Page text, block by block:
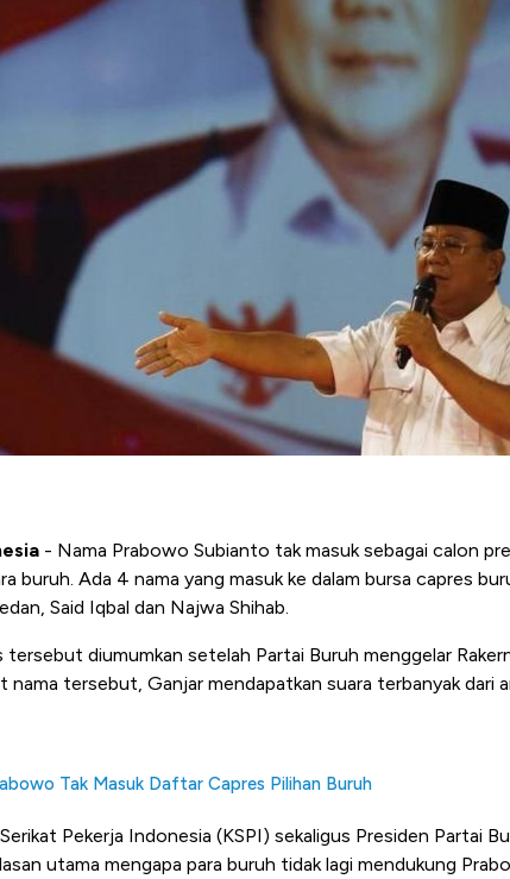
- Nama Prabowo Subianto tak masuk sebagai calon
buruh. Ada 4 nama yang masuk ke dalam bursa capres
Said Iqbal dan Najwa Shihab.
diumumkan setelah Partai Buruh menggelar
nama tersebut, Ganjar mendapatkan suara terbanyak dari
Tak Masuk Daftar Capres Pilihan Buruh
Pekerja Indonesia (KSPI) sekaligus Presiden Partai
utama mengapa para buruh tidak lagi mendukung